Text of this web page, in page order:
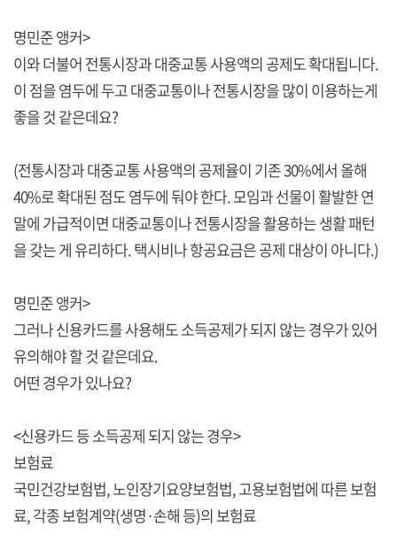
명민준 앵커>
이와 더불어 전통시장과 대중교통 사용액의 공제도 확대됩니다.
이 점을 염두에 두고 대중교통이나 전통시장을 많이 이용하는게
좋을 것 같은데요?
(전통시장과 대중교통 사용액의 공제율이 기존 30%에서 올해
40%로 확대된 점도 염두에 둬야 한다. 모임과 선물이 활발한 연
말에 가급적이면 대중교통이나 전통시장을 활용하는 생활 패턴
을 갖는 게 유리하다. 택시비나 항공요금은 공제 대상이 아니다.)
명민준 앵커>
그러나 신용카드를 사용해도 소득공제가 되지 않는 경우가 있어
유의해야 할 것 같은데요.
어떤 경우가 있나요?
<신용카드 등 소득공제 되지 않는 경우>
보험료
국민건강보험법, 노인장기요양보험법, 고용보험법에 따른 보험
료, 각종 보험계약(생명·손해 등)의 보험료